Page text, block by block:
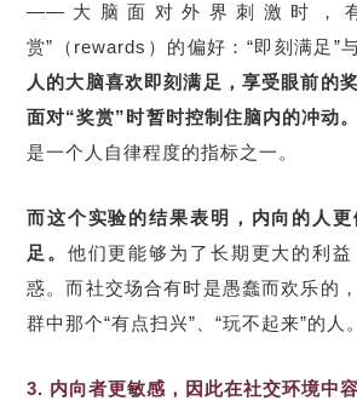
——大脑面对外界刺激时，
赏”（rewards）的偏好：“即刻满足”与
人的大脑喜欢即刻满足，享受眼前的
面对“奖赏”时暂时控制住脑内的冲动
是一个人自律程度的指标之一。
而这个实验的结果表明，内向的人
足。 他们更能够为了长期更大的利
惑。而社交场合有时是愚蠢而欢乐的
群中那个“有点扫兴”、“玩不起来”的人。
3. 内向者更敏感，因此在社交环境中